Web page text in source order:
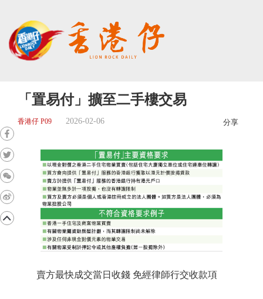
「置易付」擴至二手樓交易
香港仔 P09 2026-02-06 分享
賣方最快成交當日收錢 免經律師行交收款項